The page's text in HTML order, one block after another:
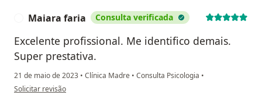
Maiara faria Consulta verificada
Excelente profissional. Me identifico demais.
Super prestativa.
21 de maio de 2023 • Clínica Madre • Consulta Psicologia •
na opinião do utilizador Maiara faria
Solicitar revisão